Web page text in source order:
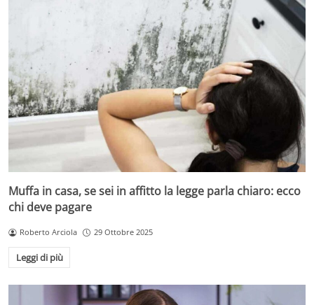
Muffa in casa, se sei in affitto la legge parla chiaro: ecco
chi deve pagare
Roberto Arciola 29 Ottobre 2025
Leggi di più